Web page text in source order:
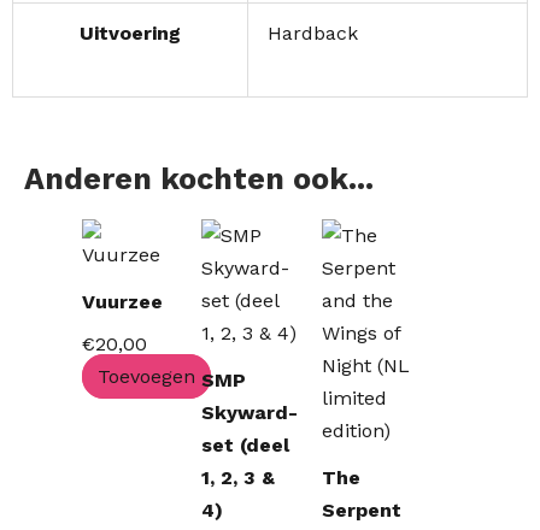
Uitvoering Hardback
Anderen kochten ook...
Vuurzee
€20,00
Toevoegen SMP
Skyward-
set (deel
1, 2, 3 &
4)
The
Serpent